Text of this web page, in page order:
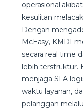
operasional
kesulitan
Dengan
McEasy, KMDI
secara real time
lebih terstruktur.
menjaga SLA
waktu layanan,
pelanggan